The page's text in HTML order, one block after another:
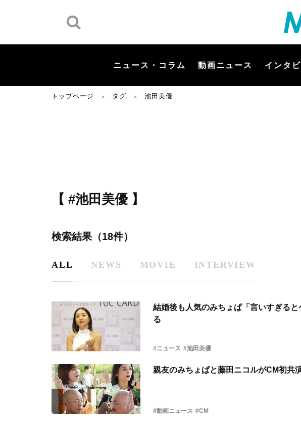
ニュース・コラム 動画ニュース インタ
トップページ ＞ タグ ＞ 池田美優
【 #池田美優 】
検索結果（18件）
ALL NEWS MOVIE INTERVIEW
結婚後も人気のみちょぱ「言いすぎる
る
#ニュース #池田美優
親友のみちょぱと藤田ニコルがCM初共
#動画ニュース #CM